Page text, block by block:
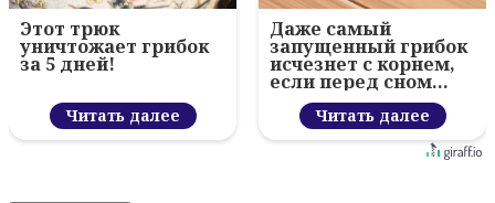
Этот трюк
уничтожает грибок
за 5 дней!
Читать далее
Даже самый
запущенный грибок
исчезнет с корнем,
если перед сном…
Читать далее